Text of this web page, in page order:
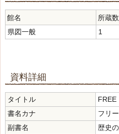
館名 所蔵数
県図一般
1
資料詳細
タイトル
FREE
書名カナ
フリー
副書名
歴史